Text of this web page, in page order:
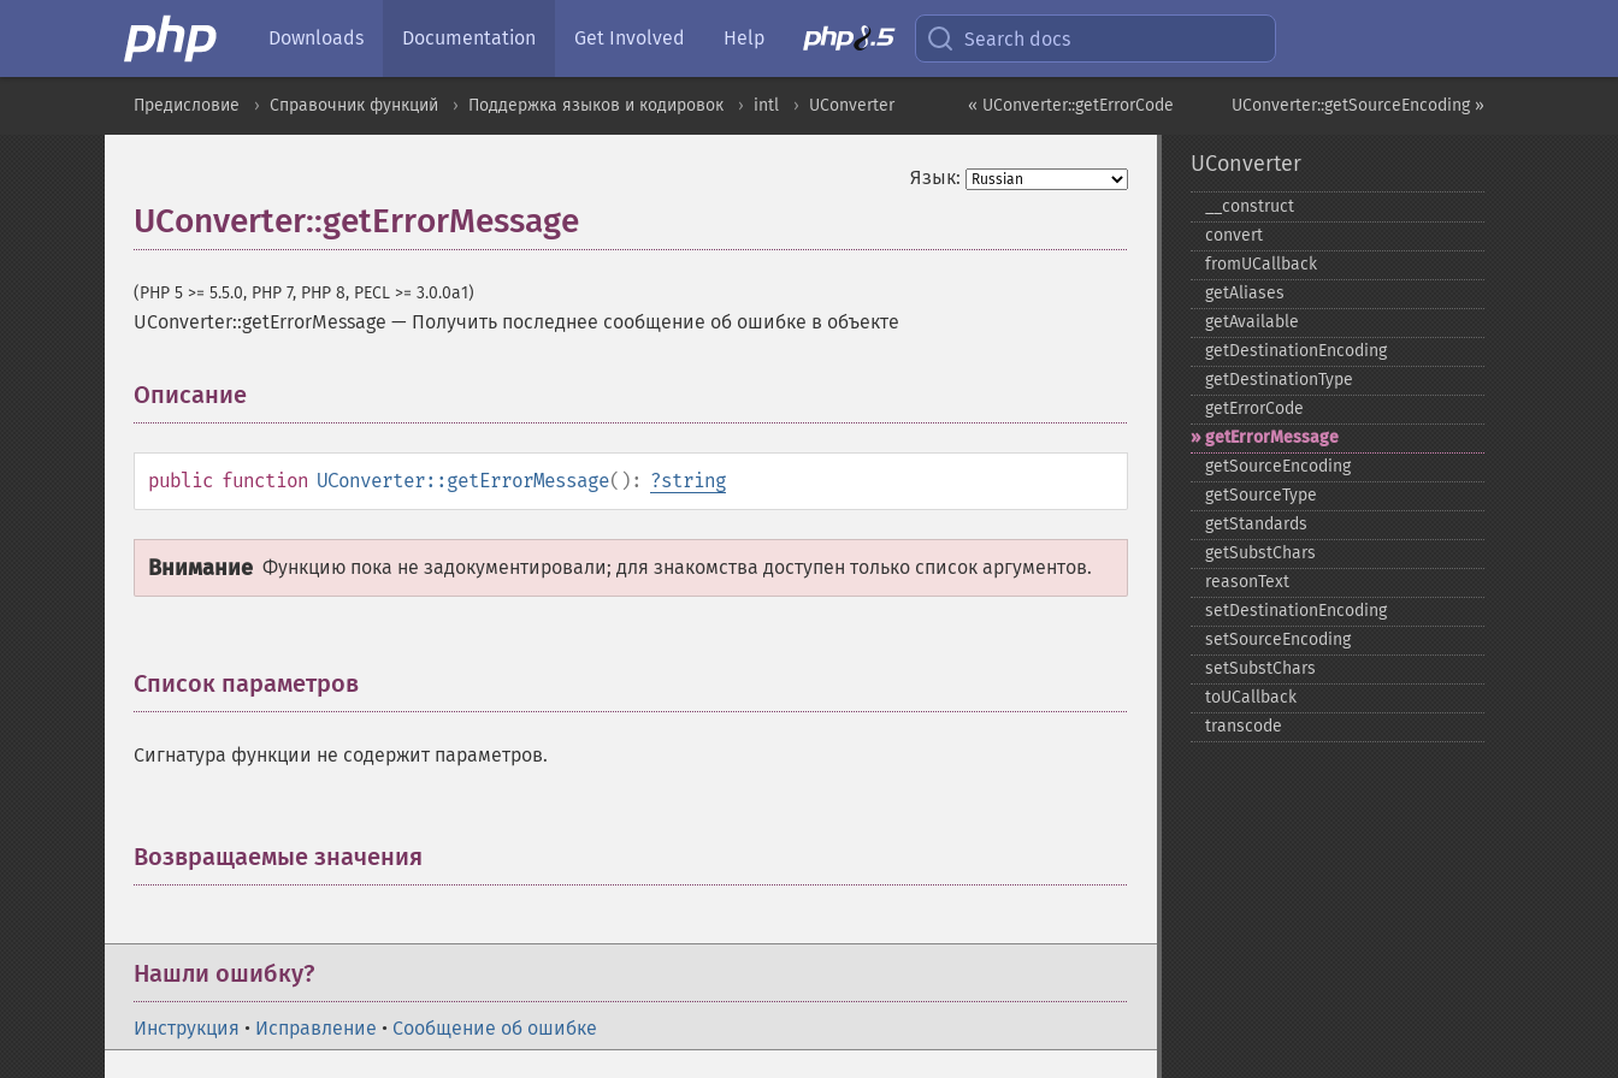
Downloads Documentation Get Involved Help Search docs
UConverter::getSourceEncoding »
« UConverter::getErrorCode
Предисловие Справочник функций Поддержка языков и кодировок intl UConverter
Язык:
UConverter::getErrorMessage
(PHP 5 >= 5.5.0, PHP 7, PHP 8, PECL >= 3.0.0a1)
UConverter::getErrorMessage — Получить последнее сообщение об ошибке в объекте
Описание
public function UConverter::getErrorMessage(): ?string
Внимание Функцию пока не задокументировали; для знакомства доступен только список аргументов.
Список параметров
Сигнатура функции не содержит параметров.
Возвращаемые значения
Нашли ошибку?
Инструкция • Исправление • Сообщение об ошибке
UConverter
_​_​construct
convert
fromUCallback
getAliases
getAvailable
getDestinationEncoding
getDestinationType
getErrorCode
getErrorMessage
getSourceEncoding
getSourceType
getStandards
getSubstChars
reasonText
setDestinationEncoding
setSourceEncoding
setSubstChars
toUCallback
transcode